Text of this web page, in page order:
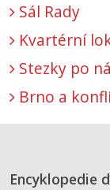
Sál Rady
Kvartérní
Stezky po
Brno a
Encyklopedie